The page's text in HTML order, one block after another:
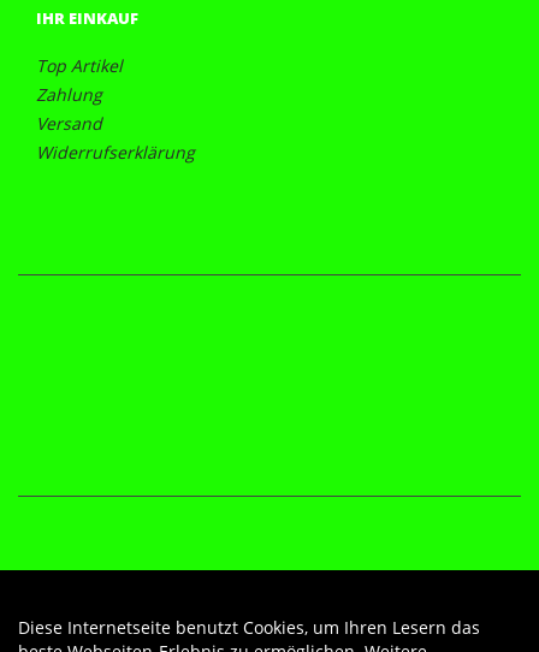
IHR EINKAUF
Top Artikel
Zahlung
Versand
Widerrufserklärung
Diese Internetseite benutzt Cookies, um Ihren Lesern das
Auftrag widerrufen